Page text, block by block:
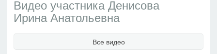
Видео участника Денисова
Ирина Анатольевна
Все видео